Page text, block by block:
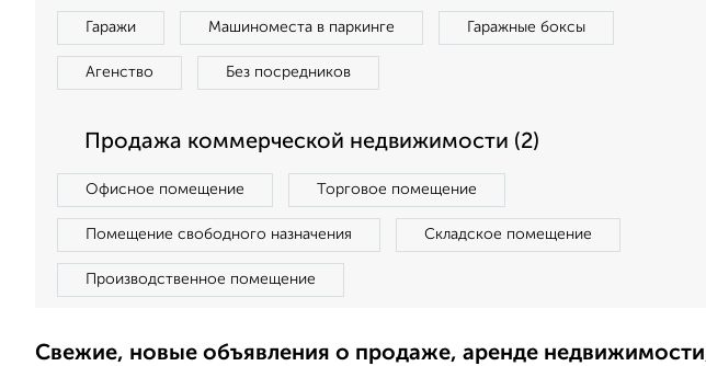
Гаражи Машиноместа в паркинге Гаражные боксы
Агенство Без посредников
Продажа коммерческой недвижимости (2)
Офисное помещение Торговое помещение
Помещение свободного назначения Складское помещение
Производственное помещение
Свежие, новые объявления о продаже, аренде